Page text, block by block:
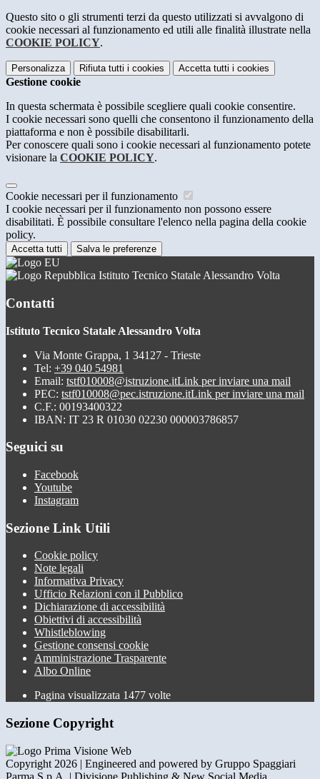
Questo sito o gli strumenti terzi da questo utilizzati si avvalgono di
cookie necessari al funzionamento ed utili alle finalità illustrate nella
COOKIE POLICY.
Personalizza Rifiuta tutti i cookies Accetta tutti i cookies
Gestione cookie
In questa schermata è possibile scegliere quali cookie consentire.
I cookie necessari sono quelli che consentono il funzionamento della
piattaforma e non è possibile disabilitarli.
Per conoscere quali sono i cookie necessari al funzionamento potete
visionare la COOKIE POLICY.
Cookie necessari per il funzionamento
I cookie necessari per il funzionamento non possono essere
disabilitati. È possibile consultare l'elenco nella pagina della cookie
policy.
Accetta tutti Salva le preferenze
Istituto Tecnico Statale Alessandro Volta
Contatti
Istituto Tecnico Statale Alessandro Volta
Via Monte Grappa, 1 34127 - Trieste
Tel: +39 040 54981
Email: tstf010008@istruzione.itLink per inviare una mail
PEC: tstf010008@pec.istruzione.itLink per inviare una mail
C.F.: 00193400322
IBAN: IT 23 R 01030 02230 000003786857
Seguici su
Facebook
Youtube
Instagram
Sezione Link Utili
Cookie policy
Note legali
Informativa Privacy
Ufficio Relazioni con il Pubblico
Dichiarazione di accessibilità
Obiettivi di accessibilità
Whistleblowing
Gestione consensi cookie
Amministrazione Trasparente
Albo Online
Pagina visualizzata 1477 volte
Sezione Copyright
Copyright 2026 | Engineered and powered by Gruppo Spaggiari
Parma S.p.A. | Divisione Publishing & New Social Media